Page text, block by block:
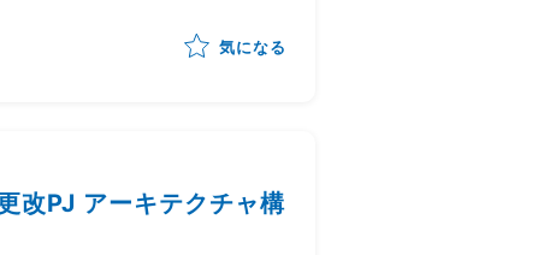
状況の総合的な管理
の全体スケジュール管理
気になる
改PJ アーキテクチャ構